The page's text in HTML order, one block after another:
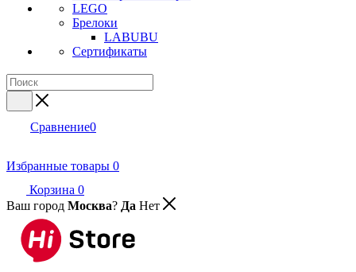
LEGO
Брелоки
LABUBU
Сертификаты
Сравнение0
Избранные товары 0
Корзина 0
Ваш город Москва? Да Нет